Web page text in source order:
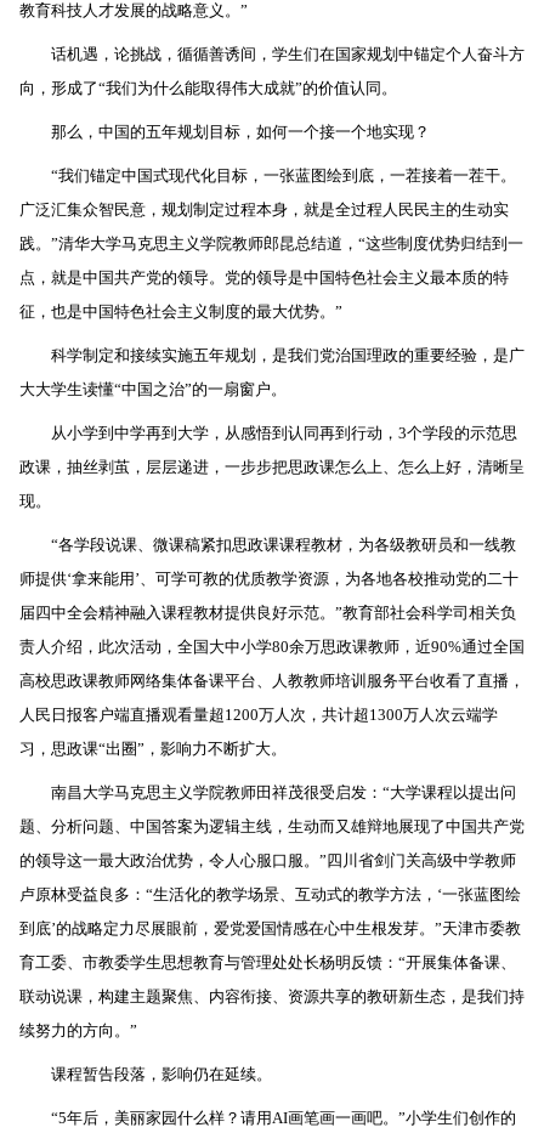
教育科技人才发展的战略意义。”
话机遇，论挑战，循循善诱间，学生们在国家规划中锚定个人奋斗方
向，形成了“我们为什么能取得伟大成就”的价值认同。
那么，中国的五年规划目标，如何一个接一个地实现？
“我们锚定中国式现代化目标，一张蓝图绘到底，一茬接着一茬干。
广泛汇集众智民意，规划制定过程本身，就是全过程人民民主的生动实
践。”清华大学马克思主义学院教师郎昆总结道，“这些制度优势归结到一
点，就是中国共产党的领导。党的领导是中国特色社会主义最本质的特
征，也是中国特色社会主义制度的最大优势。”
科学制定和接续实施五年规划，是我们党治国理政的重要经验，是广
大大学生读懂“中国之治”的一扇窗户。
从小学到中学再到大学，从感悟到认同再到行动，3个学段的示范思
政课，抽丝剥茧，层层递进，一步步把思政课怎么上、怎么上好，清晰呈
现。
“各学段说课、微课稿紧扣思政课课程教材，为各级教研员和一线教
师提供‘拿来能用’、可学可教的优质教学资源，为各地各校推动党的二十
届四中全会精神融入课程教材提供良好示范。”教育部社会科学司相关负
责人介绍，此次活动，全国大中小学80余万思政课教师，近90%通过全国
高校思政课教师网络集体备课平台、人教教师培训服务平台收看了直播，
人民日报客户端直播观看量超1200万人次，共计超1300万人次云端学
习，思政课“出圈”，影响力不断扩大。
南昌大学马克思主义学院教师田祥茂很受启发：“大学课程以提出问
题、分析问题、中国答案为逻辑主线，生动而又雄辩地展现了中国共产党
的领导这一最大政治优势，令人心服口服。”四川省剑门关高级中学教师
卢原林受益良多：“生活化的教学场景、互动式的教学方法，‘一张蓝图绘
到底’的战略定力尽展眼前，爱党爱国情感在心中生根发芽。”天津市委教
育工委、市教委学生思想教育与管理处处长杨明反馈：“开展集体备课、
联动说课，构建主题聚焦、内容衔接、资源共享的教研新生态，是我们持
续努力的方向。”
课程暂告段落，影响仍在延续。
“5年后，美丽家园什么样？请用AI画笔画一画吧。”小学生们创作的